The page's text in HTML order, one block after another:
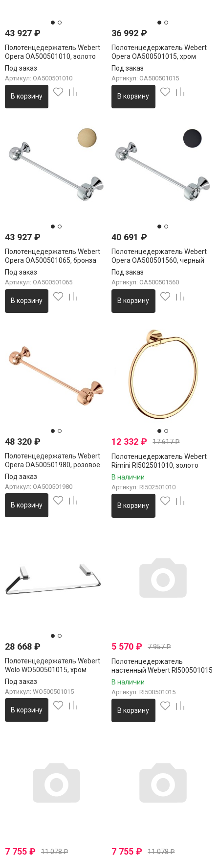
43 927 ₽
Полотенцедержатель Webert
Opera OA500501010, золото
Под заказ
Артикул: OA500501010
В корзину
36 992₽
Полотенцедержатель Webert
Opera OA500501015, хром
Под заказ
Артикул: OA500501015
В корзину
43 927 ₽
Полотенцедержатель Webert
Opera OA500501065, бронза
Под заказ
Артикул: OA500501065
В корзину
40 691₽
Полотенцедержатель Webert
Opera OA500501560, черный
Под заказ
Артикул: OA500501560
В корзину
48 320 ₽
Полотенцедержатель Webert
Opera OA500501980, розовое
золото
Под заказ
Артикул: OA500501980
В корзину
12 332₽ 17 617₽
Полотенцедержатель Webert
Rimini RI502501010, золото
В наличии
Артикул: RI502501010
В корзину
28 668 ₽
Полотенцедержатель Webert
Wolo WO500501015, хром
Под заказ
Артикул: WO500501015
В корзину
5 570₽ 7 957₽
Полотенцедержатель
настенный Webert RI500501015
Rimini 300 мм, цвет хром
В наличии
Артикул: RI500501015
В корзину
7 755 ₽ 11 078₽
7 755₽ 11 078₽